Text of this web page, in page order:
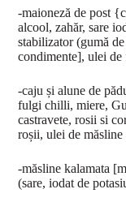
-maioneză de post
alcool, zahăr, sare
stabilizator (gumă
condimente], ulei
-caju și alune de
fulgi chilli, miere,
castravete, rosii si
roșii, ulei de
-măsline kalamata
(sare, iodat de